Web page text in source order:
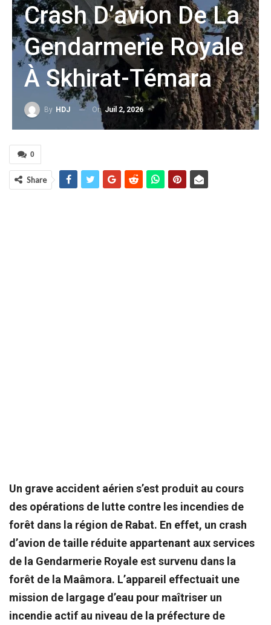
Crash D’avion De La
Gendarmerie Royale
À Skhirat-Témara
By HDJ On Juil 2, 2026
0
Share
Un grave accident aérien s’est produit au cours
des opérations de lutte contre les incendies de
forêt dans la région de Rabat. En effet, un crash
d’avion de taille réduite appartenant aux services
de la Gendarmerie Royale est survenu dans la
forêt de la Maâmora. L’appareil effectuait une
mission de largage d’eau pour maîtriser un
incendie actif au niveau de la préfecture de